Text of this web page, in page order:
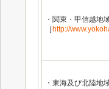
・関東・甲信越地
［ http://
・東海及び北陸地